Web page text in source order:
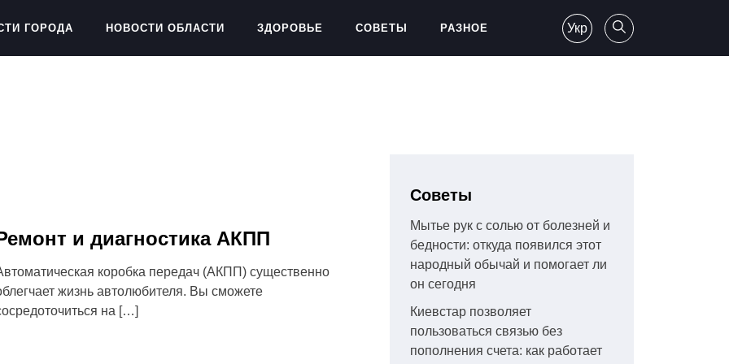
ГОРОДА НОВОСТИ ОБЛАСТИ ЗДОРОВЬЕ СОВЕТЫ РАЗНОЕ Укр
и диагностика АКПП
коробка передач (АКПП) существенно
жизнь автолюбителя. Вы сможете
на […]
Советы
Мытье рук с солью от болезней и
бедности: откуда появился этот
народный обычай и помогает ли
он сегодня
Киевстар позволяет
пользоваться связью без
пополнения счета: как работает